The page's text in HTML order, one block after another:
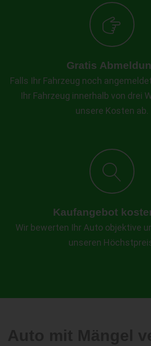
Gratis
Falls Ihr Fahrzeug noch
Ihr Fahrzeug innerhalb von drei
unsere Kosten ab.
Kaufangebot
Wir bewerten Ihr Auto objektive
unseren